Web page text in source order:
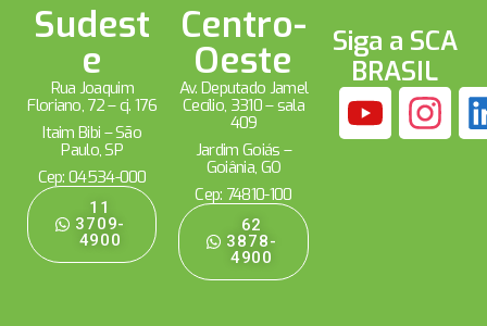
Sudest
e
Rua Joaquim
Floriano, 72 – cj. 176
Itaim Bibi – São
Paulo, SP
Cep: 04534-000
11
3709-
4900
Centro-
Oeste
Av. Deputado Jamel
Cecílio, 3310 – sala
409
Jardim Goiás –
Goiânia, GO
Cep: 74810-100
62
3878-
4900
Siga a SCA
BRASIL